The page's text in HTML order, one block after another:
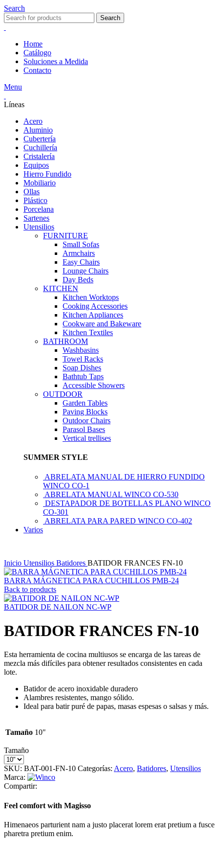
Search
Search
Home
Catálogo
Soluciones a Medida
Contacto
Menu
Líneas
Acero
Aluminio
Cubertería
Cuchillería
Cristalería
Equipos
Hierro Fundido
Mobiliario
Ollas
Plástico
Porcelana
Sartenes
Utensilios
FURNITURE
Small Sofas
Armchairs
Easy Chairs
Lounge Chairs
Day Beds
KITCHEN
Kitchen Worktops
Cooking Accessories
Kitchen Appliances
Cookware and Bakeware
Kitchen Textiles
BATHROOM
Washbasins
Towel Racks
Soap Dishes
Bathtub Taps
Accessible Showers
OUTDOOR
Garden Tables
Paving Blocks
Outdoor Chairs
Parasol Bases
Vertical trellises
SUMMER STYLE
ABRELATA MANUAL DE HIERRO FUNDIDO
WINCO CO-1
ABRELATA MANUAL WINCO CO-530
DESTAPADOR DE BOTELLAS PLANO WINCO
CO-301
ABRELATA PARA PARED WINCO CO-402
Varios
Inicio Utensilios Batidores BATIDOR FRANCES FN-10
BARRA MÁGNETICA PARA CUCHILLOS PMB-24
Back to products
BATIDOR DE NAILON NC-WP
BATIDOR FRANCES FN-10
Esta herramienta de cocina multiusos se encarga de las tareas de
mezcla más difíciles para obtener resultados consistentes en cada
lote.
Batidor de acero inoxidable duradero
Alambres resistentes, mango sólido.
Ideal para batir puré de papas, masas espesas o salsas y más.
Tamaño 10"
Tamaño
SKU: BAT-001-FN-10 Categorías: Acero, Batidores, Utensilios
Marca:
Compartir:
Feel comfort with Magisso
Himenaeos parturient nam a justo placerat lorem erat pretium a fusce
pharetra pretium enim.